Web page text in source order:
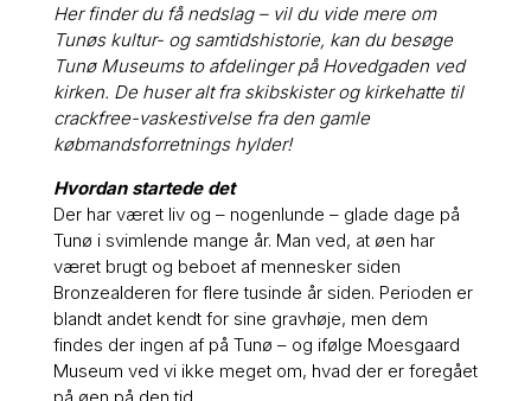
Her finder du få nedslag – vil du vide mere om
Tunøs kultur- og samtidshistorie, kan du besøge
Tunø Museums to afdelinger på Hovedgaden ved
kirken. De huser alt fra skibskister og kirkehatte til
crackfree-vaskestivelse fra den gamle
købmandsforretnings hylder!
Hvordan startede det
Der har været liv og – nogenlunde – glade dage på
Tunø i svimlende mange år. Man ved, at øen har
været brugt og beboet af mennesker siden
Bronzealderen for flere tusinde år siden. Perioden er
blandt andet kendt for sine gravhøje, men dem
findes der ingen af på Tunø – og ifølge Moesgaard
Museum ved vi ikke meget om, hvad der er foregået